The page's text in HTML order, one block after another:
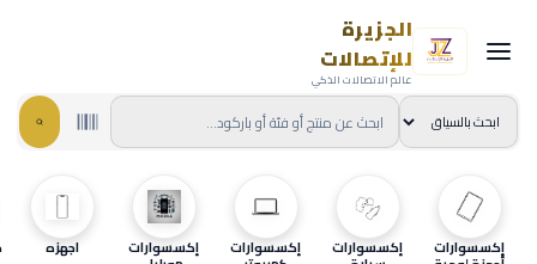
الجزيرة
للإتصالات
عالم الاتصالات الذكي
إكسسوارات إكسسوارات إكسسوارات إكسسوارات اجهزه